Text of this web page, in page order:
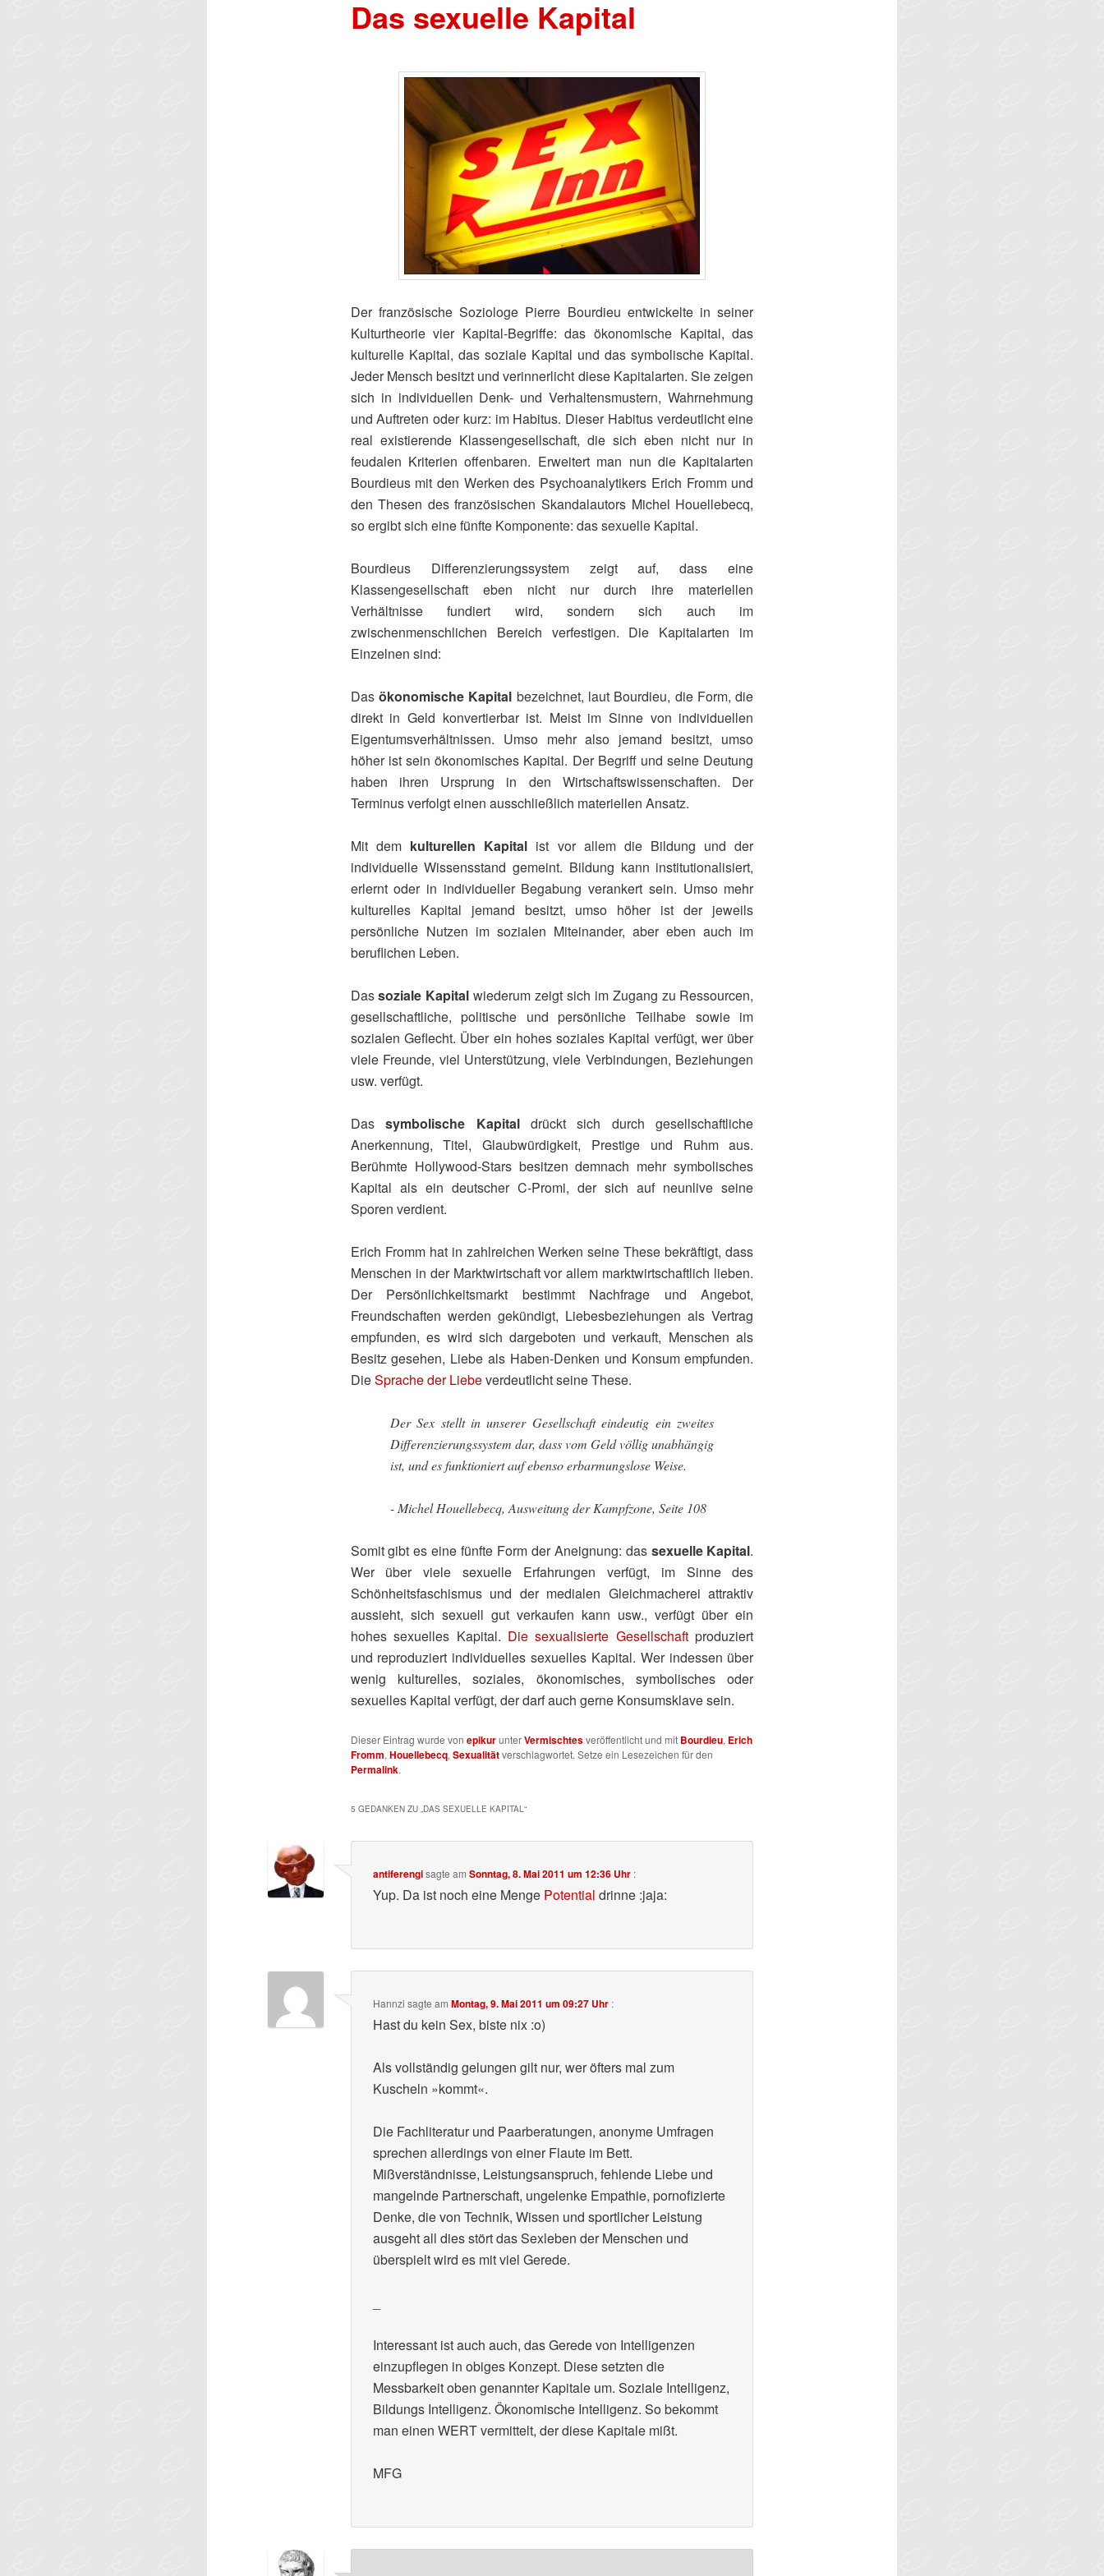
Das sexuelle Kapital
Der französische Soziologe Pierre Bourdieu entwickelte in seiner
Kulturtheorie vier Kapital-Begriffe: das ökonomische Kapital, das
kulturelle Kapital, das soziale Kapital und das symbolische Kapital.
Jeder Mensch besitzt und verinnerlicht diese Kapitalarten. Sie zeigen
sich in individuellen Denk- und Verhaltensmustern, Wahrnehmung
und Auftreten oder kurz: im Habitus. Dieser Habitus verdeutlicht eine
real existierende Klassengesellschaft, die sich eben nicht nur in
feudalen Kriterien offenbaren. Erweitert man nun die Kapitalarten
Bourdieus mit den Werken des Psychoanalytikers Erich Fromm und
den Thesen des französischen Skandalautors Michel Houellebecq,
so ergibt sich eine fünfte Komponente: das sexuelle Kapital.
Bourdieus Differenzierungssystem zeigt auf, dass eine
Klassengesellschaft eben nicht nur durch ihre materiellen
Verhältnisse fundiert wird, sondern sich auch im
zwischenmenschlichen Bereich verfestigen. Die Kapitalarten im
Einzelnen sind:
Das ökonomische Kapital bezeichnet, laut Bourdieu, die Form, die
direkt in Geld konvertierbar ist. Meist im Sinne von individuellen
Eigentumsverhältnissen. Umso mehr also jemand besitzt, umso
höher ist sein ökonomisches Kapital. Der Begriff und seine Deutung
haben ihren Ursprung in den Wirtschaftswissenschaften. Der
Terminus verfolgt einen ausschließlich materiellen Ansatz.
Mit dem kulturellen Kapital ist vor allem die Bildung und der
individuelle Wissensstand gemeint. Bildung kann institutionalisiert,
erlernt oder in individueller Begabung verankert sein. Umso mehr
kulturelles Kapital jemand besitzt, umso höher ist der jeweils
persönliche Nutzen im sozialen Miteinander, aber eben auch im
beruflichen Leben.
Dassoziale Kapital wiederum zeigt sich im Zugang zu Ressourcen,
gesellschaftliche, politische und persönliche Teilhabe sowie im
sozialen Geflecht. Über ein hohes soziales Kapital verfügt, wer über
viele Freunde, viel Unterstützung, viele Verbindungen, Beziehungen
usw. verfügt.
Dassymbolische Kapitaldrückt sich durch gesellschaftliche
Anerkennung, Titel, Glaubwürdigkeit, Prestige und Ruhm aus.
Berühmte Hollywood-Stars besitzen demnach mehr symbolisches
Kapital als ein deutscher C‑Promi, der sich auf neunlive seine
Sporen verdient.
Erich Fromm hat in zahlreichen Werken seine These bekräftigt, dass
Menschen in der Marktwirtschaft vor allem marktwirtschaftlich lieben.
Der Persönlichkeitsmarkt bestimmt Nachfrage und Angebot,
Freundschaften werden gekündigt, Liebesbeziehungen als Vertrag
empfunden, es wird sich dargeboten und verkauft, Menschen als
Besitz gesehen, Liebe als Haben-Denken und Konsum empfunden.
DieSprache der Liebeverdeutlicht seine These.
Der Sex stellt in unserer Gesellschaft eindeutig ein zweites
Differenzierungssystem dar, dass vom Geld völlig unabhängig
ist, und es funktioniert auf ebenso erbarmungslose Weise.
- Michel Houellebecq, Ausweitung der Kampfzone, Seite 108
Somit gibt es eine fünfte Form der Aneignung: das sexuelle Kapital.
Wer über viele sexuelle Erfahrungen verfügt, im Sinne des
Schönheitsfaschismus und der medialen Gleichmacherei attraktiv
aussieht, sich sexuell gut verkaufen kann usw., verfügt über ein
hohes sexuelles Kapital. Die sexualisierte Gesellschaftproduziert
und reproduziert individuelles sexuelles Kapital. Wer indessen über
wenig kulturelles, soziales, ökonomisches, symbolisches oder
sexuelles Kapital verfügt, der darf auch gerne Konsumsklave sein.
Dieser Eintrag wurde von epikurunterVermischtesveröffentlicht und mit Bourdieu, Erich
Fromm, Houellebecq, Sexualitätverschlagwortet. Setze ein Lesezeichen für den
Permalink.
5 GEDANKEN ZU „DAS SEXUELLE KAPITAL“
antiferengisagte am Sonntag, 8. Mai 2011 um 12:36 Uhr :
Yup. Da ist noch eine Menge Potential drinne :jaja:
Hannzi sagte am Montag, 9. Mai 2011 um 09:27 Uhr :
Hast du kein Sex, biste nix :o)
Als vollständig gelungen gilt nur, wer öfters mal zum
Kuscheln »kommt«.
Die Fachliteratur und Paarberatungen, anonyme Umfragen
sprechen allerdings von einer Flaute im Bett.
Mißverständnisse, Leistungsanspruch, fehlende Liebe und
mangelnde Partnerschaft, ungelenke Empathie, pornofizierte
Denke, die von Technik, Wissen und sportlicher Leistung
ausgeht all dies stört das Sexleben der Menschen und
überspielt wird es mit viel Gerede.
Interessant ist auch auch, das Gerede von Intelligenzen
einzupflegen in obiges Konzept. Diese setzten die
Messbarkeit oben genannter Kapitale um. Soziale Intelligenz,
Bildungs Intelligenz. Ökonomische Intelligenz. So bekommt
man einen WERT vermittelt, der diese Kapitale mißt.
MFG